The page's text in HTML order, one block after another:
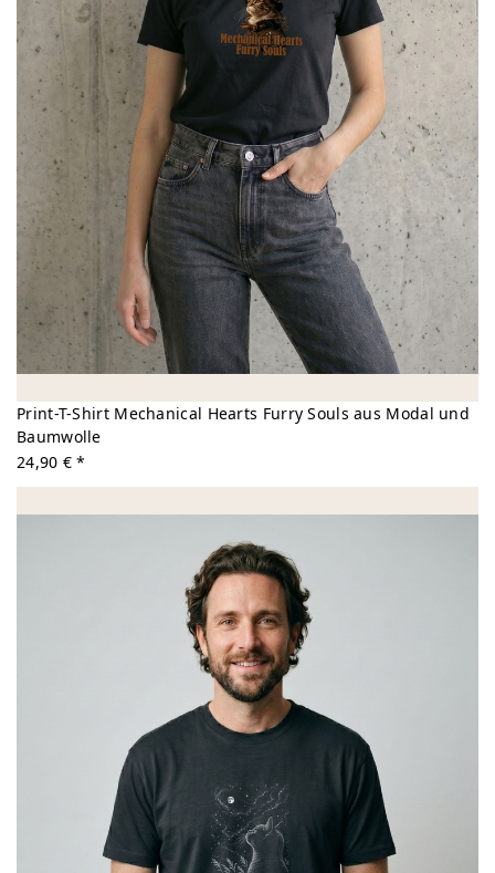
Print-T-Shirt Mechanical Hearts Furry Souls aus Modal und
Baumwolle
24,90 € *